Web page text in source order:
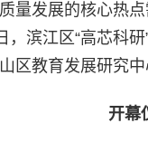
量发展的核心热
，滨江区“高芯科
区教育发展研究
开幕